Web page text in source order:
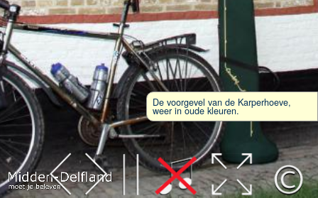
Leaflet| Map data ©OpenStreetMap
contributors,CC-BY-SA, Imagery © Mapbox
De voorgevel van de Karperhoeve,
weer in oude kleuren.